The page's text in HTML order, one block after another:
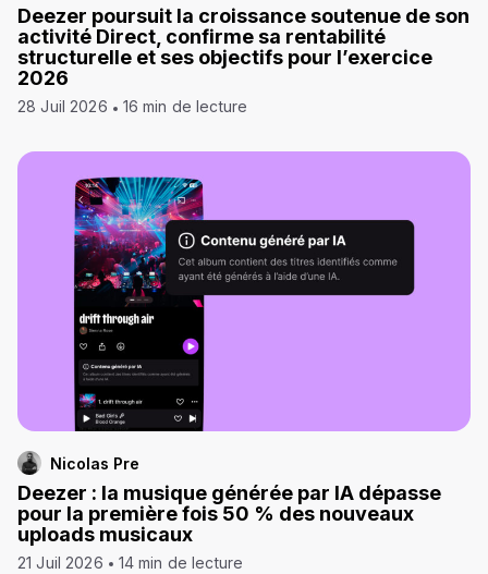
Deezer poursuit la croissance soutenue de son
activité Direct, confirme sa rentabilité
structurelle et ses objectifs pour l’exercice
2026
28 Juil 2026 16 min de lecture
Nicolas Pre
Deezer : la musique générée par IA dépasse
pour la première fois 50 % des nouveaux
uploads musicaux
21 Juil 2026 14 min de lecture